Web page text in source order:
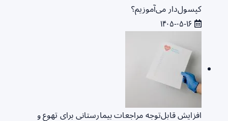
کپسول‌دار می‌آموزیم؟
افزایش قابل‌توجه مراجعات بیمارستانی برای تهوع و